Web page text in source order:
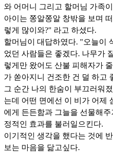
와 어머니 그리고 할머님 가족
아이는 쫑알쫑알 창밖을 보며
렇게 많이와?" 라고 하셨다.
할머님이 대답하였다. "오늘이
었던 사람들은 좋겠다. 나무가
렇게만 왔어도 산불 피해자가
가 쏟아지니 건조한 건 덜 하고
그 순간 나의 한숨이 부끄러워
는데 어떤 면에선 이 비가 어제
에게 든든함과 그늘을 선물해
정적인 효과를 불러일으킨다.
이기적인 생각을 했다는 것에
보는 마음을 닮고싶다.